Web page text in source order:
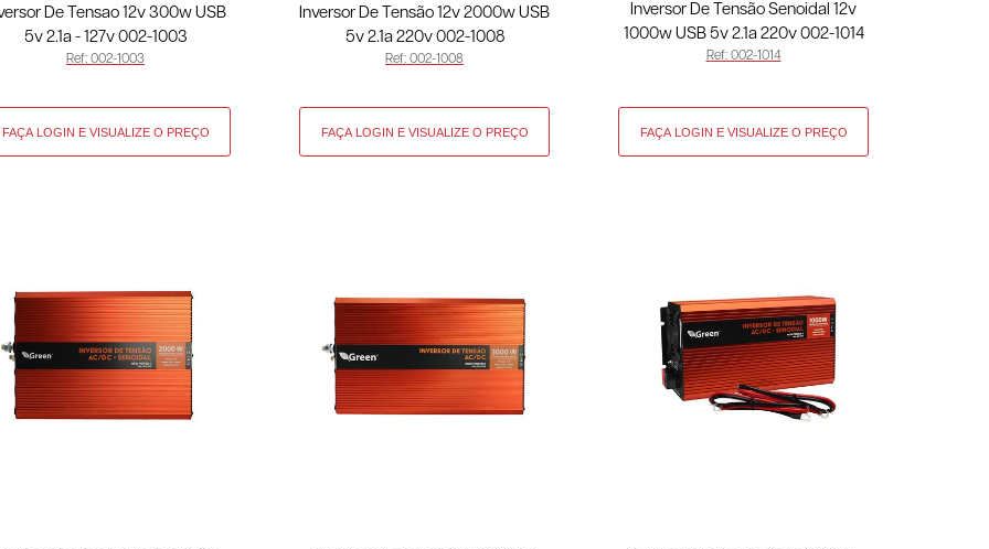
De Tensao 12v 300w USB
5v 2.1a - 127v 002-1003
Ref: 002-1003
Inversor De Tensão 12v 2000w USB
5v 2.1a 220v 002-1008
Ref: 002-1008
Inversor De Tensão Senoidal 12v
1000w USB 5v 2.1a 220v 002-1014
Ref: 002-1014